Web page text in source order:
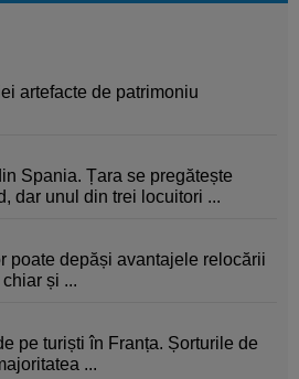
artefacte de patrimoniu
Spania. Țara se pregătește
dar unul din trei locuitori ...
poate depăși avantajele relocării
și ...
pe turiști în Franța. Șorturile de
...